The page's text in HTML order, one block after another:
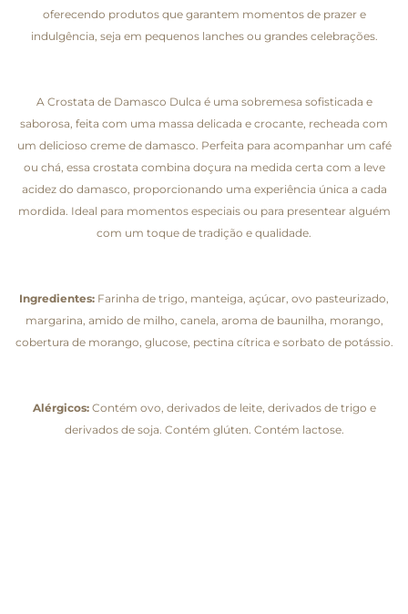
oferecendo produtos que garantem momentos de prazer e
indulgência, seja em pequenos lanches ou grandes celebrações.
A Crostata de Damasco Dulca é uma sobremesa sofisticada e
saborosa, feita com uma massa delicada e crocante, recheada com
um delicioso creme de damasco. Perfeita para acompanhar um café
ou chá, essa crostata combina doçura na medida certa com a leve
acidez do damasco, proporcionando uma experiência única a cada
mordida. Ideal para momentos especiais ou para presentear alguém
com um toque de tradição e qualidade.
Ingredientes: Farinha de trigo, manteiga, açúcar, ovo pasteurizado,
margarina, amido de milho, canela, aroma de baunilha, morango,
cobertura de morango, glucose, pectina cítrica e sorbato de potássio.
Alérgicos:Contém ovo, derivados de leite, derivados de trigo e
derivados de soja. Contém glúten. Contém lactose.